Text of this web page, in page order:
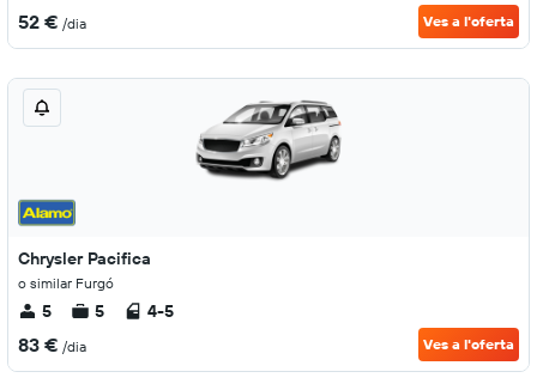
52 € /dia Ves a l'oferta
Chrysler Pacifica
o similar Furgó
5 5 4-5
83 € /dia Ves a l'oferta